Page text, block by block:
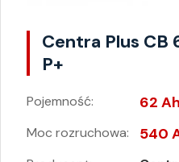
Centra Plus CB
P+
Pojemność: 62 Ah
Moc rozruchowa: 540